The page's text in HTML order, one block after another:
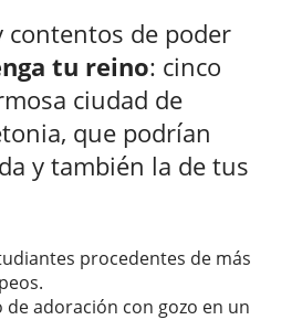
contentos de poder
tu reino: cinco
ciudad de
que podrían
y también la de tus
procedentes de más
de adoración con gozo en un